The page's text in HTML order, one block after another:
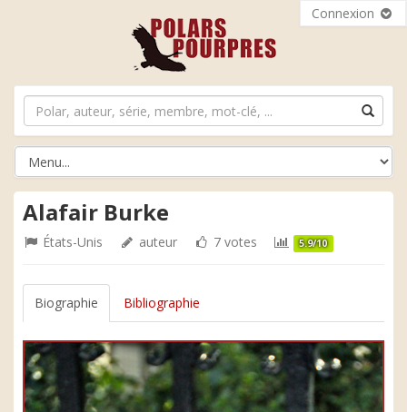
Connexion
Alafair Burke
États-Unis auteur 7 votes 5.9/10
Biographie Bibliographie